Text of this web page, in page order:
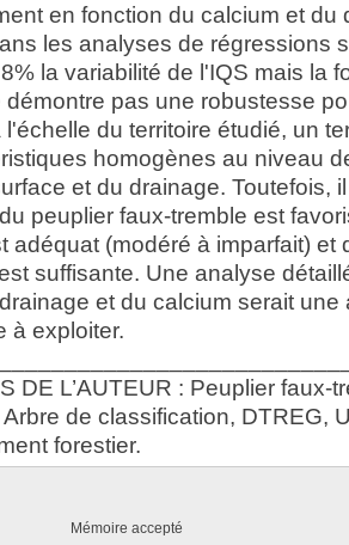
en fonction du calcium et du
les analyses de régressions
la variabilité de l'IQS mais la
démontre pas une robustesse
du territoire étudié, un
homogènes au niveau
et du drainage. Toutefois,
peuplier faux-tremble est
adéquat (modéré à imparfait) et
suffisante. Une analyse
et du calcium serait une
à exploiter.
DE L’AUTEUR : Peuplier faux-
de classification, DTREG,
forestier.
Mémoire accepté